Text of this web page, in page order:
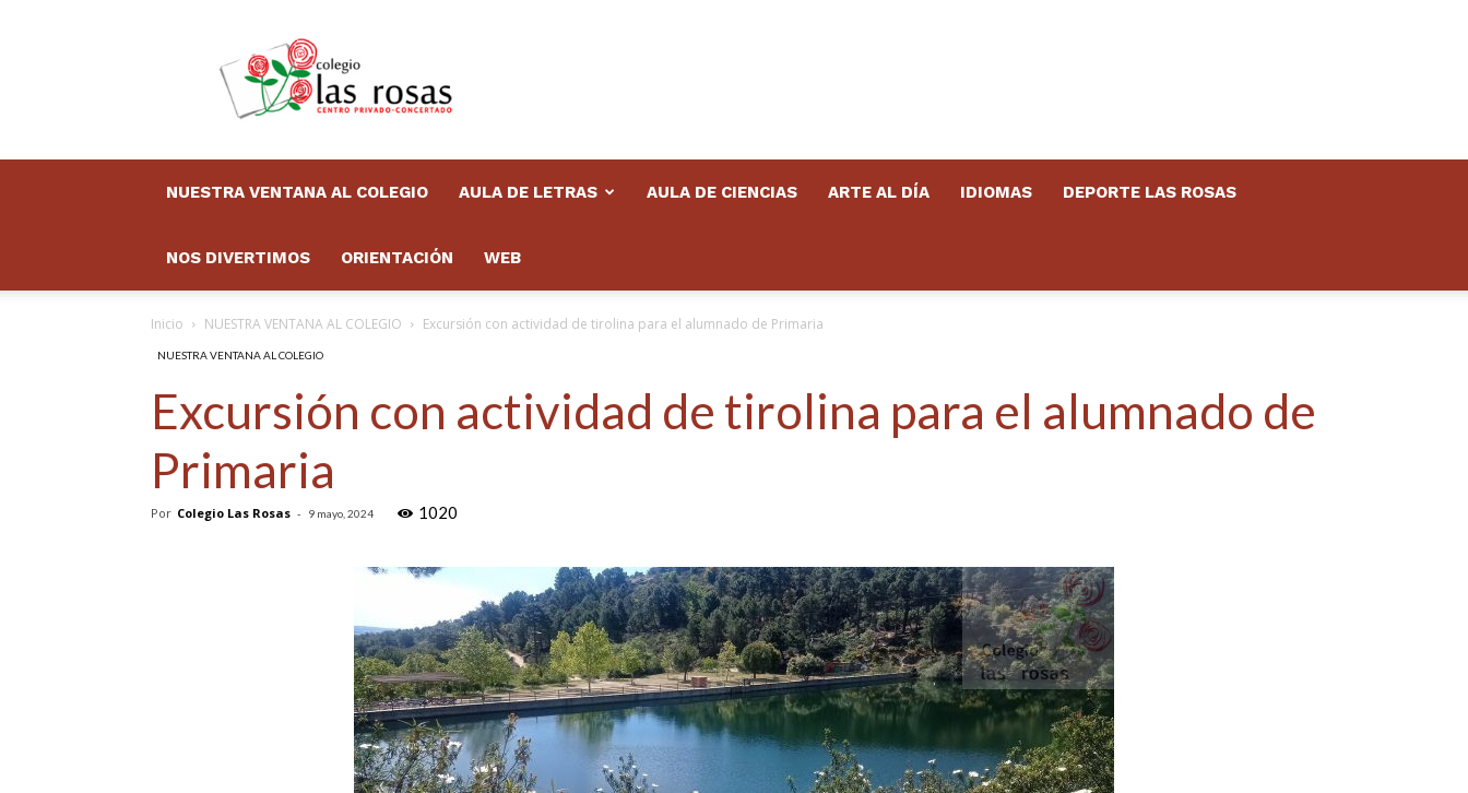
Las
Rosas
Boletín
NUESTRA VENTANA AL COLEGIO AULA DE LETRAS AULA DE CIENCIAS ARTE AL DÍA IDIOMAS DEPORTE LAS ROSAS
NOS DIVERTIMOS ORIENTACIÓN WEB
Inicio NUESTRA VENTANA AL COLEGIO Excursión con actividad de tirolina para el alumnado de Primaria
NUESTRA VENTANA AL COLEGIO
Excursión con actividad de tirolina para el alumnado de
Primaria
Por Colegio Las Rosas - 9 mayo, 2024 1020